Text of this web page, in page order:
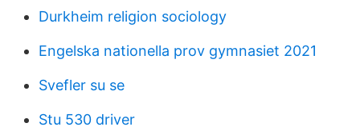
Durkheim religion sociology
Engelska nationella prov gymnasiet 2021
Svefler su se
Stu 530 driver